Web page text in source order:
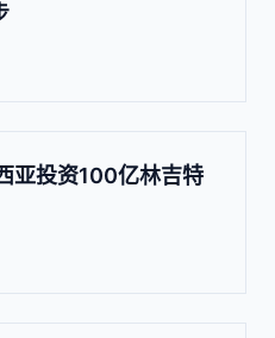
亚投资100亿林吉特